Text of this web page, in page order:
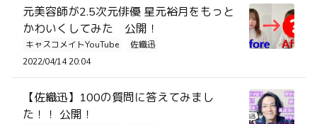
元美容師が2.5次元俳優 星元裕月をもっと
かわいくしてみた 公開！
キャスコメイトYouTube
佐織迅
2022/04/14 20:04
【佐織迅】100の質問に答えてみまし
た！！ 公開！